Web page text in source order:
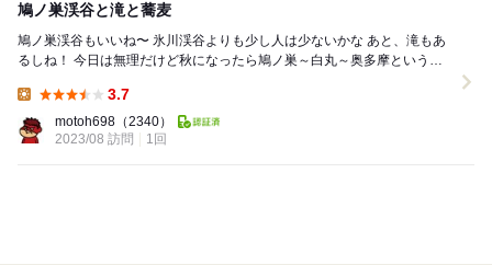
鳩ノ巣渓谷と滝と蕎麦
鳩ノ巣渓谷もいいね〜 氷川渓谷よりも少し人は少ないかな あと、滝もあ
るしね！ 今日は無理だけど秋になったら鳩ノ巣～白丸～奥多摩というガ
3.7
motoh698 （2340）
2023/08 訪問
1回